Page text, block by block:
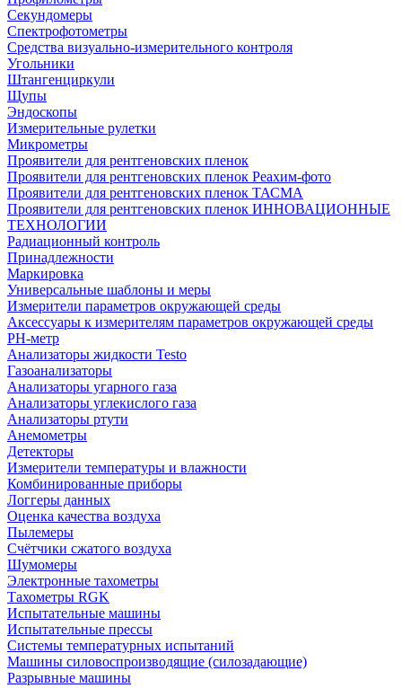
Секундомеры
Спектрофотометры
Средства визуально-измерительного контроля
Угольники
Штангенциркули
Щупы
Эндоскопы
Измерительные рулетки
Микрометры
Проявители для рентгеновских пленок
Проявители для рентгеновских пленок Реахим-фото
Проявители для рентгеновских пленок ТАСМА
Проявители для рентгеновских пленок ИННОВАЦИОННЫЕ
ТЕХНОЛОГИИ
Радиационный контроль
Принадлежности
Маркировка
Универсальные шаблоны и меры
Измерители параметров окружающей среды
Аксессуары к измерителям параметров окружающей среды
PH-метр
Анализаторы жидкости Testo
Газоанализаторы
Анализаторы угарного газа
Анализаторы углекислого газа
Анализаторы ртути
Анемометры
Детекторы
Измерители температуры и влажности
Комбинированные приборы
Логгеры данных
Оценка качества воздуха
Пылемеры
Счётчики сжатого воздуха
Шумомеры
Электронные тахометры
Тахометры RGK
Испытательные машины
Испытательные прессы
Системы температурных испытаний
Машины силовоспроизводящие (силозадающие)
Разрывные машины